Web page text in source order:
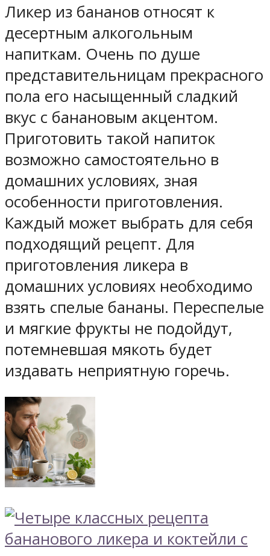
Ликер из бананов относят к
десертным алкогольным
напиткам. Очень по душе
представительницам прекрасного
пола его насыщенный сладкий
вкус с банановым акцентом.
Приготовить такой напиток
возможно самостоятельно в
домашних условиях, зная
особенности приготовления.
Каждый может выбрать для себя
подходящий рецепт. Для
приготовления ликера в
домашних условиях необходимо
взять спелые бананы. Переспелые
и мягкие фрукты не подойдут,
потемневшая мякоть будет
издавать неприятную горечь.